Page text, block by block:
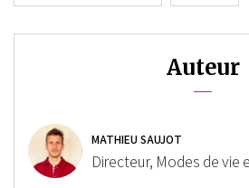
Auteur
MATHIEU SAUJOT
Directeur, Modes de vie